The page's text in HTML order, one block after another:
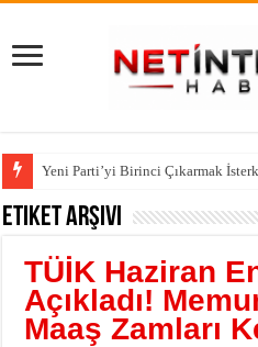
Yeni Parti’yi Birinci Çıkarmak
Etiket Arşivi
TÜİK Haziran
Açıkladı!
Maaş Zamları